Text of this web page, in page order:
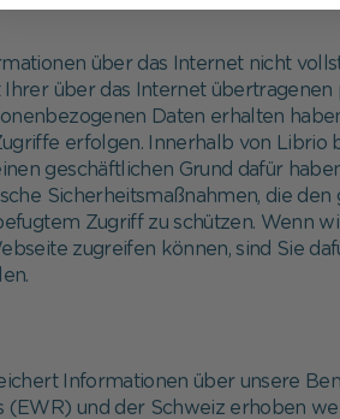
über das Internet nicht
über das Internet
Daten erhalten
erfolgen. Innerhalb von
geschäftlichen Grund dafür
Sicherheitsmaßnahmen, die
Zugriff zu schützen. Wenn
zugreifen können, sind Sie
Informationen über unsere
(EWR) und der Schweiz erhoben